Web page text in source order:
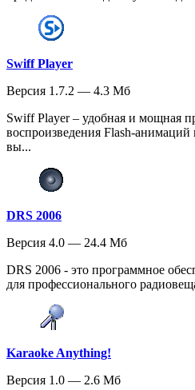
Swiff Player
Версия 1.7.2 — 4.3 Мб
Swiff Player – удобная и мощная
воспроизведения Flash-
вы...
DRS 2006
Версия 4.0 — 24.4 Мб
DRS 2006 - это программное
для профессионального
Karaoke Anything!
Версия 1.0 — 2.6 Мб